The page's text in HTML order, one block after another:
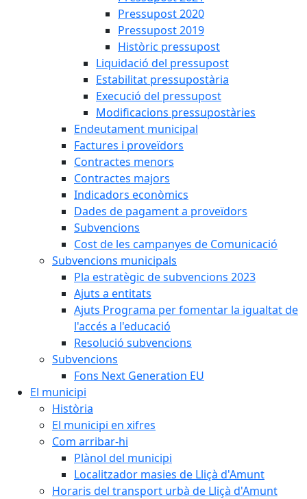
Pressupost 2020
Pressupost 2019
Històric pressupost
Liquidació del pressupost
Estabilitat pressupostària
Execució del pressupost
Modificacions pressupostàries
Endeutament municipal
Factures i proveïdors
Contractes menors
Contractes majors
Indicadors econòmics
Dades de pagament a proveïdors
Subvencions
Cost de les campanyes de Comunicació
Subvencions municipals
Pla estratègic de subvencions 2023
Ajuts a entitats
Ajuts Programa per fomentar la igualtat de
l'accés a l'educació
Resolució subvencions
Subvencions
Fons Next Generation EU
El municipi
Història
El municipi en xifres
Com arribar-hi
Plànol del municipi
Localitzador masies de Lliçà d'Amunt
Horaris del transport urbà de Lliçà d'Amunt